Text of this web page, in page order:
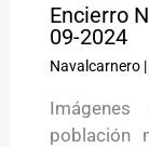
Encierro
09-2024
Navalcarnero|
población